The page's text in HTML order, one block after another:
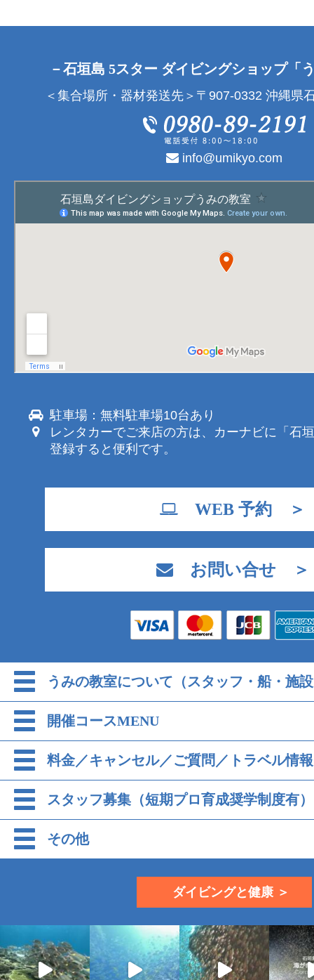
－石垣島 5スター ダイビングショップ「
＜集合場所・器材発送先＞〒907-0332 沖縄県
info@umikyo.com
駐車場：無料駐車場10台あり
レンタカーでご来店の方は、カーナビに「石
登録すると便利です。
WEB 予約 ＞
お問い合せ ＞
うみの教室について（スタッフ・船・施
開催コースMENU
料金／キャンセル／ご質問／トラベル情報
スタッフ募集（短期プロ育成奨学制度有）
その他
ダイビングと健康 ＞